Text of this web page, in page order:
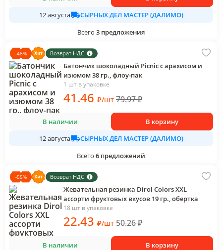
12 августа
СЫРНЫХ ДЕЛ МАСТЕР (ДАЛИМО)
Всего 3 предложения
-48% Возврат НДС
Батончик шоколадный Picnic с арахисом и
изюмом 38 гр., флоу-пак
1 шт в упаковке
41.46 ₽/шт 79.97₽
В наличии
В корзину
12 августа
СЫРНЫХ ДЕЛ МАСТЕР (ДАЛИМО)
Всего 6 предложений
-55% Возврат НДС
Жевательная резинка Dirol Colors XXL
ассорти фруктовых вкусов 19 гр., обертка
18 шт в упаковке
22.43 ₽/шт 50.26₽
В наличии
В корзину